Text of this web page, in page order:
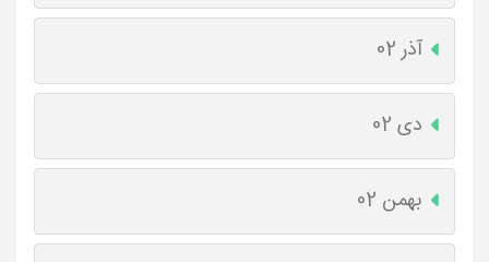
آذر 02
دی 02
بهمن 02